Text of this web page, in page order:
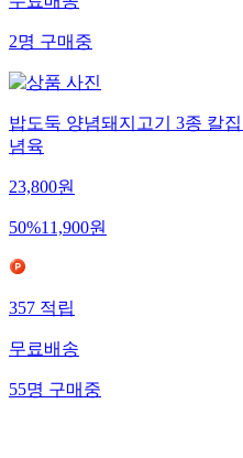
무료배송
2명구매중
밥도둑 양념돼지고기 3종 칼
념육
23,800원
50%11,900원
357적립
무료배송
55명구매중